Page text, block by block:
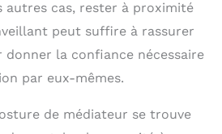
autres cas, rester à proximité
peut suffire à rassurer
la confiance nécessaire
par eux-mêmes.
de médiateur se trouve